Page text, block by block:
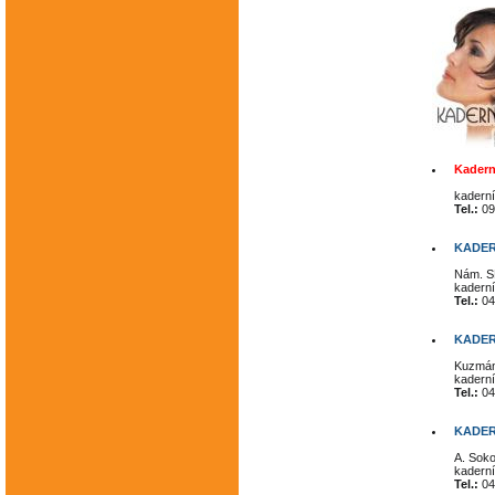
Tel.:
Nám.
Tel.:
Tel.:
A.
Tel.: